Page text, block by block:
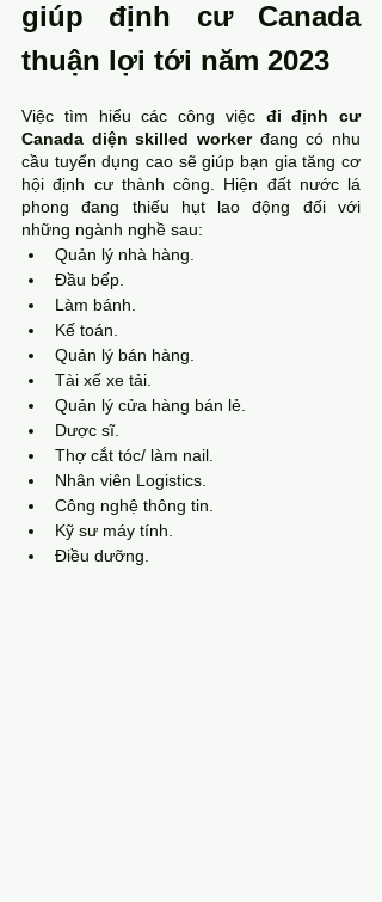
giúp định cư Canada
thuận lợi tới năm 2023
Việc tìm hiểu các công việc đi định cư
Canada diện skilled worker đang có nhu
cầu tuyển dụng cao sẽ giúp bạn gia tăng cơ
hội định cư thành công. Hiện đất nước lá
phong đang thiếu hụt lao động đối với
những ngành nghề sau:
Quản lý nhà hàng.
Đầu bếp.
Làm bánh.
Kế toán.
Quản lý bán hàng.
Tài xế xe tải.
Quản lý cửa hàng bán lẻ.
Dược sĩ.
Thợ cắt tóc/ làm nail.
Nhân viên Logistics.
Công nghệ thông tin.
Kỹ sư máy tính.
Điều dưỡng.